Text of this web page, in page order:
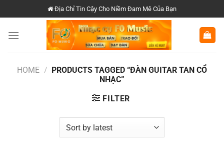
đến
nội
Địa Chỉ Tin Cậy Cho Niềm Đam Mê Của Bạn
HOME / PRODUCTS TAGGED “ĐÀN GUITAR TAN CỔ
NHẠC”
FILTER